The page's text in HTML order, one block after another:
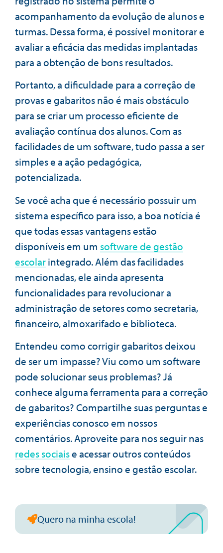
acompanhamento da evolução de alunos e
turmas. Dessa forma, é possível monitorar e
avaliar a eficácia das medidas implantadas
para a obtenção de bons resultados.
Portanto, a dificuldade para a correção de
provas e gabaritos não é mais obstáculo
para se criar um processo eficiente de
avaliação contínua dos alunos. Com as
facilidades de um software, tudo passa a ser
simples e a ação pedagógica,
potencializada.
Se você acha que é necessário possuir um
sistema específico para isso, a boa notícia é
que todas essas vantagens estão
disponíveis em um software de gestão
escolarintegrado. Além das facilidades
mencionadas, ele ainda apresenta
funcionalidades para revolucionar a
administração de setores como secretaria,
financeiro, almoxarifado e biblioteca.
Entendeu como corrigir gabaritos deixou
de ser um impasse? Viu como um software
pode solucionar seus problemas? Já
conhece alguma ferramenta para a correção
de gabaritos? Compartilhe suas perguntas e
experiências conosco em nossos
comentários. Aproveite para nos seguir nas
redes sociaise acessar outros conteúdos
sobre tecnologia, ensino e gestão escolar.
Quero na minha escola!